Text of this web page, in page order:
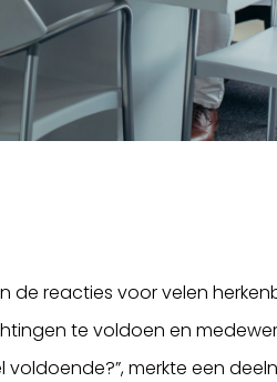
de reacties voor velen
te voldoen en
merkte een